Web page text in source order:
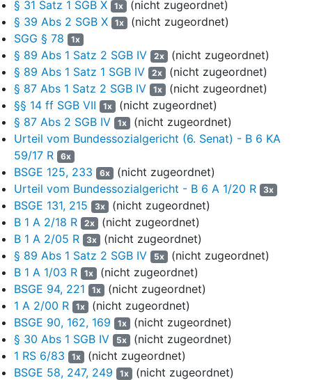
Fahrzeuge). Dienstfahrzeuge seien künftig nur noch zu
beschaffen, wenn sie allein unter Zugrundelegung der
dienstlichen Laufleistung wirtschaftlich seien. Die
Wirtschaftlichkeit bemesse sich nach der
Wegstreckenentschädigung des Landes (0,35 Euro je
Kilometer). Die Klägerin habe ihre Richtlinien zur Haltung und
Nutzung von personenbezogenen Dienstfahrzeugen
entsprechend zu ändern. Auch der Pool-Fahrzeugbestand sei
anzupassen (Verpflichtungsbescheid vom 28.7.2020) .
4
Das LSG hat die Aufsichtsklage der Klägerin abgewiesen
(Urteil vom 29.6.2021). Die Überlassung
personenbezogener Dienstwagen auch zur privaten Nutzung
sei mit dem gesetzlichen Aufgabenbereich der Klägerin
unvereinbar. Die Grundsätze der Wirtschaftlichkeit und
Sparsamkeit erlaubten keine Zuständigkeitsüberschreitung.
Die Wirtschaftlichkeit sei zutreffend an reisekostenrechtlichen
Bestimmungen ausgerichtet worden, sodass auch die
Verpflichtung zur entsprechenden Anpassung des Pool-
Fahrzeugbestands nicht zu beanstanden sei.
5
Mit der Revision rügt die Klägerin die Verletzung materiellen
Rechts( § 30 SGB IV iVm§§ 1, 172 Abs 1 Nr 1 SGB VII
und § 69 SGB IV). Der Gesetzesvorbehalt des
verlange bei fiskalischen Hilfsgeschäften nur, dass sie - wie die
§ 31 Satz 1 SGB X
1x (nicht zugeordnet)
§ 39 Abs 2 SGB X
1x (nicht zugeordnet)
SGG § 78
1x
§ 89 Abs 1 Satz 2 SGB IV 2x (nicht zugeordnet)
§ 89 Abs 1 Satz 1 SGB IV
2x (nicht zugeordnet)
§ 87 Abs 1 Satz 2 SGB IV
1x (nicht zugeordnet)
§§ 14 ff SGB VII
1x (nicht zugeordnet)
§ 87 Abs 2 SGB IV
1x (nicht zugeordnet)
Urteil vom Bundessozialgericht (6. Senat) - B 6 KA
59/17 R
6x
BSGE 125, 233 6x (nicht zugeordnet)
Urteil vom Bundessozialgericht - B 6 A 1/20 R
3x
BSGE 131, 215 3x (nicht zugeordnet)
B 1 A 2/18 R
2x (nicht zugeordnet)
B 1 A 2/05 R
3x (nicht zugeordnet)
§ 89 Abs 1 Satz 2 SGB IV
5x (nicht zugeordnet)
B 1 A 1/03 R
1x (nicht zugeordnet)
BSGE 94, 221
1x (nicht zugeordnet)
1 A 2/00 R
1x (nicht zugeordnet)
BSGE 90, 162, 169
1x (nicht zugeordnet)
§ 30 Abs 1 SGB IV
5x (nicht zugeordnet)
1 RS 6/83
1x (nicht zugeordnet)
BSGE 58, 247, 249
1x (nicht zugeordnet)